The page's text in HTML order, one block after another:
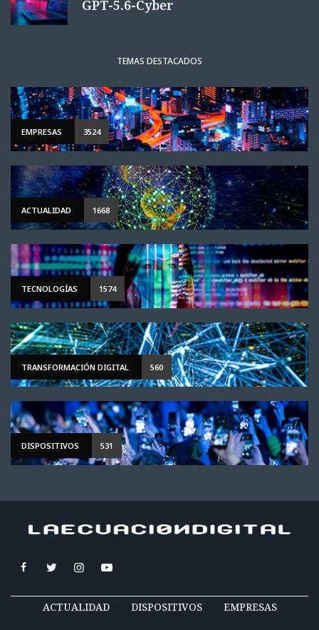
GPT-5.6-Cyber
TEMAS DESTACADOS
EMPRESAS 3524
ACTUALIDAD 1668
TECNOLOGÍAS 1574
TRANSFORMACIÓN DIGITAL 560
DISPOSITIVOS 531
ACTUALIDAD DISPOSITIVOS EMPRESAS